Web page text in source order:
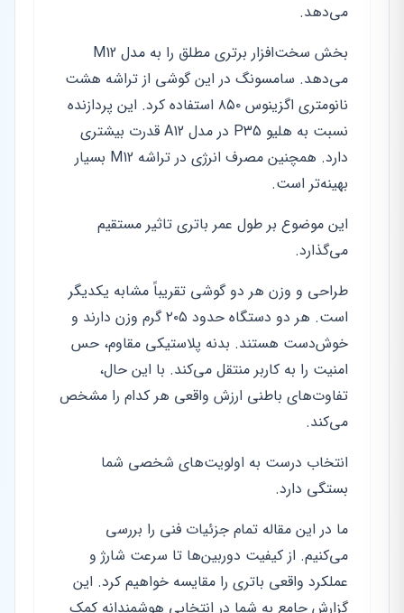
می‌دهد.
بخش سخت‌افزار برتری مطلق را به مدل M12
می‌دهد. سامسونگ در این گوشی از تراشه هشت
نانومتری اگزینوس ۸۵۰ استفاده کرد. این پردازنده
نسبت به هلیو P35 در مدل A12 قدرت بیشتری
دارد. همچنین مصرف انرژی در تراشه M12 بسیار
بهینه‌تر است.
این موضوع بر طول عمر باتری تاثیر مستقیم
می‌گذارد.
طراحی و وزن هر دو گوشی تقریباً مشابه یکدیگر
است. هر دو دستگاه حدود ۲۰۵ گرم وزن دارند و
خوش‌دست هستند. بدنه پلاستیکی مقاوم، حس
امنیت را به کاربر منتقل می‌کند. با این حال،
تفاوت‌های باطنی ارزش واقعی هر کدام را مشخص
می‌کند.
انتخاب درست به اولویت‌های شخصی شما
بستگی دارد.
ما در این مقاله تمام جزئیات فنی را بررسی
می‌کنیم. از کیفیت دوربین‌ها تا سرعت شارژ و
عملکرد واقعی باتری را مقایسه خواهیم کرد. این
گزارش جامع به شما در انتخابی هوشمندانه کمک